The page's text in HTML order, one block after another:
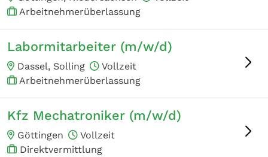
Arbeitnehmerüberlassung
Labormitarbeiter (m/w/d)
Dassel, Solling
Vollzeit
Arbeitnehmerüberlassung
Kfz Mechatroniker (m/w/d)
Göttingen
Vollzeit
Direktvermittlung